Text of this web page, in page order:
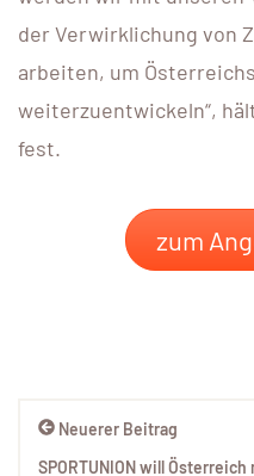
der Verwirklichung von
arbeiten, um
weiterzuentwickeln“,
fest.
zum
Neuerer Beitrag
SPORTUNION will